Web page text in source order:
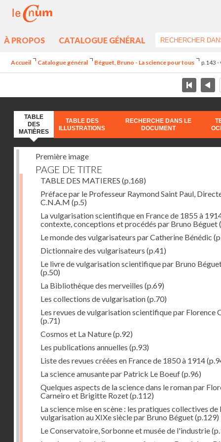
À PROPOS CATALOGUE GÉNÉRAL
Accueil Catalogue général Béguet, Bruno - La science pour tous p.143 -
TABLE
DES
MATIÈRES
TABLE DES
ILLUSTRATIONS
RECHERCHE DANS LE
DOCUMENT
Première image
PAGE DE TITRE
TABLE DES MATIERES (p.168)
Préface par le Professeur Raymond Saint Paul,
C.N.A.M (p.5)
La vulgarisation scientifique en France de 1855 à
contexte, conceptions et procédés par Bruno Béguet
Le monde des vulgarisateurs par Catherine Bénédic
Dictionnaire des vulgarisateurs (p.41)
Le livre de vulgarisation scientifique par Bruno
(p.50)
La Bibliothèque des merveilles (p.69)
Les collections de vulgarisation(p.70)
Les revues de vulgarisation scientifique par Florence
(p.71)
Cosmos et La Nature(p.92)
Les publications annuelles (p.93)
Liste des revues créées en France de 1850 à 1914
La science amusante par Patrick Le Boeuf(p.96)
Quelques aspects de la science dans le roman par
Carneiro et Brigitte Rozet(p.112)
La science mise en scène : les pratiques collectives de
vulgarisation au XIXe siècle par Bruno Béguet(p.129)
Le Conservatoire, Sorbonne et musée de l'industrie